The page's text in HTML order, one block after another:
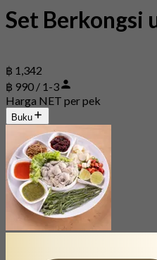
Set Berkongsi
฿ 1,342
฿ 990 / 1-3
Harga NET per pek
Buku